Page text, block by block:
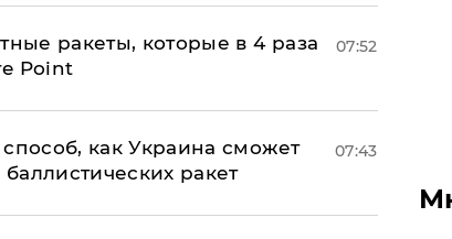
ракеты, которые в 4 раза
Point
07:52
как Украина сможет
ракет
07:43